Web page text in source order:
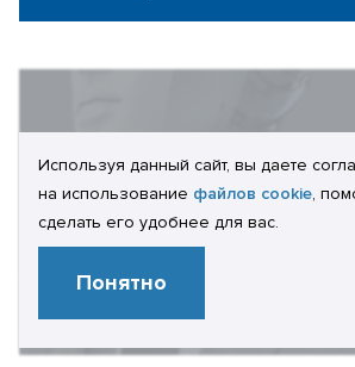
Используя данный сайт, вы даете
на использование файлов cookie,
сделать его удобнее для вас.
Понятно